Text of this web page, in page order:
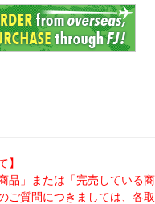
】
品」または「完売している商
ご質問につきましては、各取